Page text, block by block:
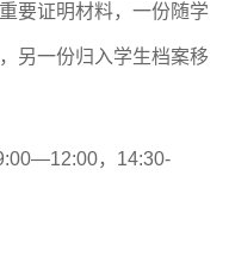
要证明材料，一份随学
另一份归入学生档案移
2:00，14:30-